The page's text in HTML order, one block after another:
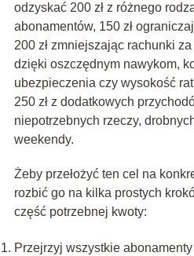
odzyskać 200 zł z różnego
abonamentów, 150 zł
200 zł zmniejszając rachunki
dzięki oszczędnym nawykom,
ubezpieczenia czy wysokość
250 zł z dodatkowych
niepotrzebnych rzeczy,
weekendy.
Żeby przełożyć ten cel na
rozbić go na kilka prostych
część potrzebnej kwoty:
Przejrzyj wszystkie